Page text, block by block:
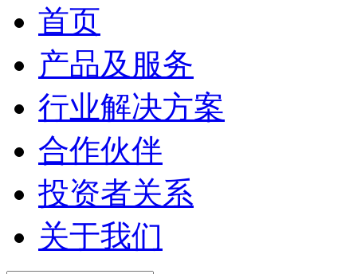
首页
产品及服务
行业解决方案
合作伙伴
投资者关系
关于我们